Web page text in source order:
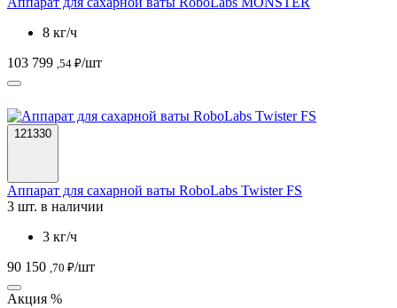
8 кг/ч
103 799 ,54 ₽/шт
121330
Аппарат для сахарной ваты RoboLabs Twister FS
3 шт. в наличии
3 кг/ч
90 150 ,70 ₽/шт
Акция %